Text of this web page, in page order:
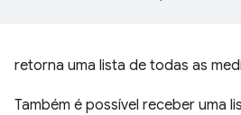
retorna uma lista de todas as
Também é possível receber uma